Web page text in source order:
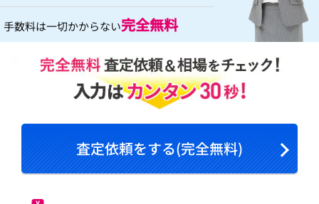
手数料は一切かからない完全無料
査定依頼をする(完全無料)